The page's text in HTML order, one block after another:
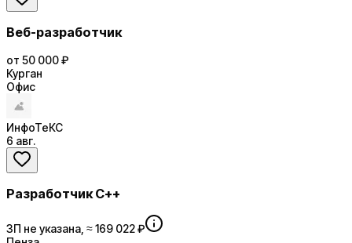
Веб-разработчик
от 50 000 ₽
Курган
Офис
ИнфоТеКС
6 авг.
Разработчик C++
ЗП не указана, ≈ 169 022 ₽